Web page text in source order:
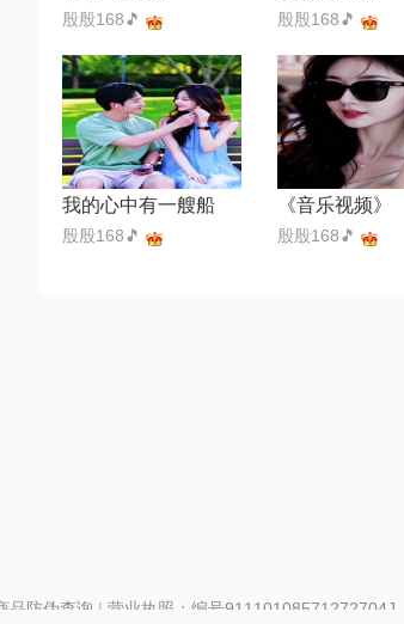
殷殷168🎵 殷殷168🎵
我的心中有一艘船
殷殷168🎵
《音乐视频》
殷殷168🎵
品防伪查询 | 营业执照：编号91110108571272704J